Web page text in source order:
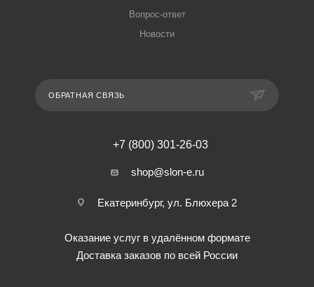
Вопрос-ответ
Новости
ОБРАТНАЯ СВЯЗЬ
+7 (800) 301-26-03
shop@slon-e.ru
Екатеринбург, ул. Блюхера 2
Оказание услуг в удалённом формате
Доставка заказов по всей России